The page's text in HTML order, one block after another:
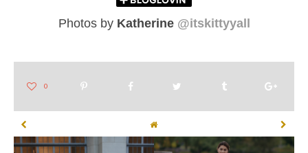
Photos by Katherine @itskittyyall